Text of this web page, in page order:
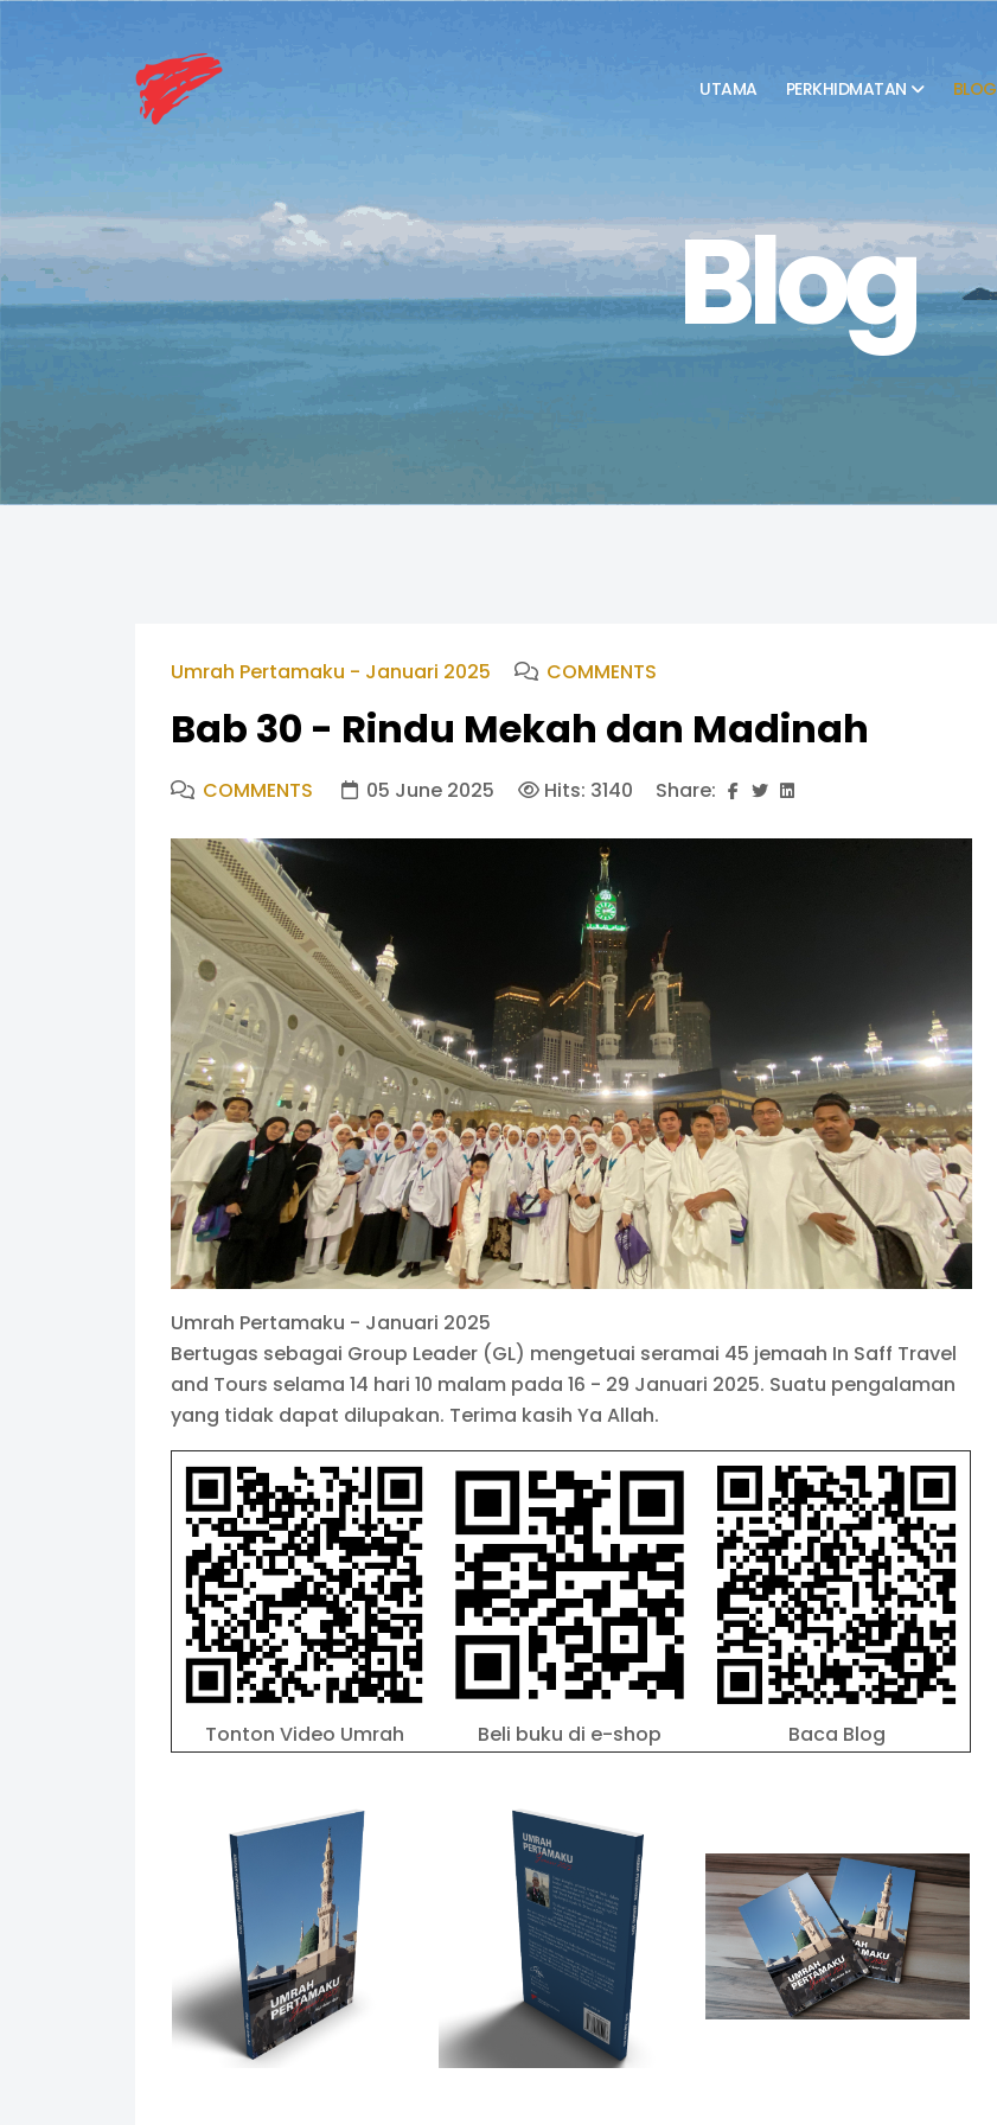
UTAMA PERKHIDMATAN BLOG
Blog
Umrah Pertamaku - Januari 2025 COMMENTS
Bab 30 - Rindu Mekah dan Madinah
COMMENTS 05 June 2025 Hits: 3140 Share:
Umrah Pertamaku - Januari 2025
Bertugas sebagai Group Leader (GL) mengetuai seramai 45 jemaah In Saff Travel
and Tours selama 14 hari 10 malam pada 16 - 29 Januari 2025. Suatu pengalaman
yang tidak dapat dilupakan. Terima kasih Ya Allah.
Tonton Video Umrah Beli buku di e-shop Baca Blog